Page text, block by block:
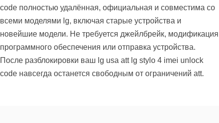
code полностью удалённая, официальная и совместима со
всеми моделями lg, включая старые устройства и
новейшие модели. Не требуется джейлбрейк, модификация
программного обеспечения или отправка устройства.
После разблокировки ваш lg usa att lg stylo 4 imei unlock
code навсегда останется свободным от ограничений att.